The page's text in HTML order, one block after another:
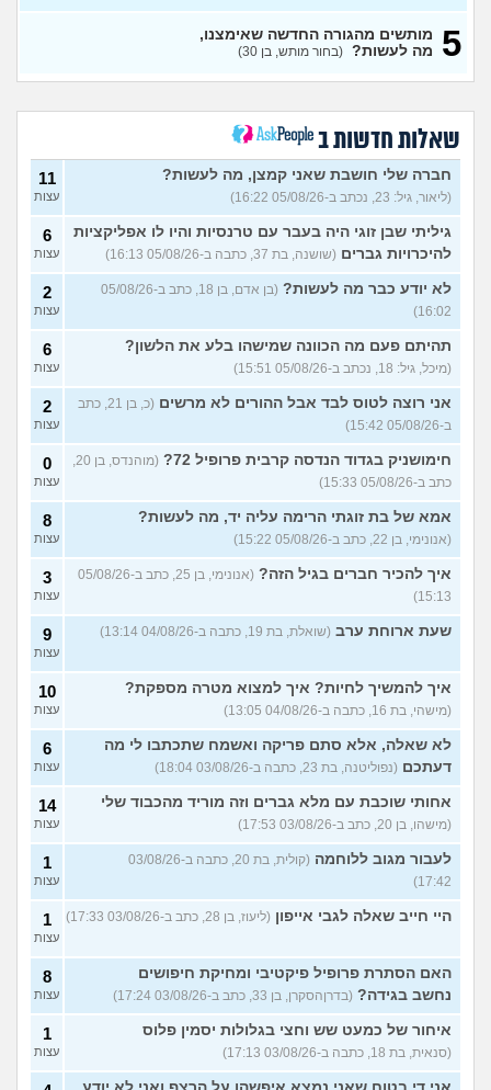
המכנסיים?
(אנונימית, בת 16)
מאז והמתמיד נגעלתי מפרווה
ובעלי הביא כלב, איך הייתם
עצות
איך להתמודד עם מסירה של
כלב?
(ליאור, בת 17)
האוזניים של החתול שלי
שחורות מבפנים והוא מגרד
מודאג (אנונימי, בן 15)
6
עצות
רוצה לאמץ כלב ולא לקנות,
אבל אני רוצה להעניק לו שם
בעצמי, זה אפשרי?
(איטן, בן
23)
1
עצות
צורחים? (Cat Lover, בן 22)
3
עצות
אישתי נכנסה להריון ורוצה
שאני אמסור את הכלבה,
עצות?
(V, בן 29)
8
עצות
איך אני יודעת שלהיות מאלפת
כלבים מתאים לי?
8
עצות
אנשים באיזור שלי משחררים
את הכלבים והם לרוב מזן
מסוכן,איזה כלי יעזור לי
להתגונן? (Anon, בן 20)
2
עצות
רוצה להביא את הכלב שלי
מחול אבל נתבג לא מאמין לי
שהוא איתי מעל 90 יום,איך
4
עצות
רוצים לעבור מהארץ אבל
הכלב לא מאפשר את זה,
רוצים למסור אותו למשפחה
טובה, עצות? (אנונימיתh, בת 34)
עצות
עוד שאלות חדשות במדור
5
מותשים מהגורה החדשה שאימצנו,
מה לעשות? (בחור מותש, בן 30)
שאלות חדשות ב
חברה שלי חושבת שאני קמצן, מה לעשות?
(ליאור, גיל: 23, נכתב ב-05/08/26 16:22)
11
עצות
גיליתי שבן זוגי היה בעבר עם טרנסיות והיו לו אפליקציות
להיכרויות גברים (שושנה, בת 37, כתבה ב-05/08/26 16:13)
6
עצות
לא יודע כבר מה לעשות?
(בן אדם, בן 18, כתב ב-05/08/26
16:02)
2
עצות
תהיתם פעם מה הכוונה שמישהו בלע את הלשון?
(מיכל, גיל: 18, נכתב ב-05/08/26 15:51)
6
עצות
אני רוצה לטוס לבד אבל ההורים לא מרשים
(כ, בן 21, כתב
ב-05/08/26 15:42)
2
עצות
חימושניק בגדוד הנדסה קרבית פרופיל 72?
(מוהנדס, בן 20,
כתב ב-05/08/26 15:33)
0
עצות
אמא של בת זוגתי הרימה עליה יד, מה לעשות?
(אנונימי, בן 22, כתב ב-05/08/26 15:22)
8
עצות
איך להכיר חברים בגיל הזה?
(אנונימי, בן 25, כתב ב-05/08/26
15:13)
3
עצות
שעת ארוחת ערב (שואלת, בת 19, כתבה ב-04/08/26 13:14) 9
עצות
איך להמשיך לחיות? איך למצוא מטרה מספקת?
(מישהי, בת 16, כתבה ב-04/08/26 13:05)
10
עצות
לא שאלה, אלא סתם פריקה ואשמח שתכתבו לי מה
דעתכם (נפוליטנה, בת 23, כתבה ב-03/08/26 18:04)
6
עצות
אחותי שוכבת עם מלא גברים וזה מוריד מהכבוד שלי
(מישהו, בן 20, כתב ב-03/08/26 17:53)
14
עצות
לעבור מגוב ללוחמה
(קולית, בת 20, כתבה ב-03/08/26
17:42)
1
עצות
היי חייב שאלה לגבי אייפון (ליעוז, בן 28, כתב ב-03/08/26 17:33) 1
עצות
האם הסתרת פרופיל פיקטיבי ומחיקת חיפושים
נחשב בגידה? (בדרןהסקרן, בן 33, כתב ב-03/08/26 17:24)
8
עצות
איחור של כמעט שש וחצי בגלולות יסמין פלוס
(סנאית, בת 18, כתבה ב-03/08/26 17:13)
1
עצות